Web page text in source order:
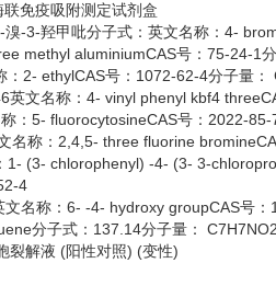
联免疫吸附测定试剂盒
溴-3-羟甲吡分子式：英文名称：4-
methyl aluminiumCAS号：75-24-1
：2- ethylCAS号：1072-62-4分子量：
英文名称：4- vinyl phenyl kbf4
：5- fluorocytosineCAS号：2022-
名称：2,4,5- three fluorine
1- (3- chlorophenyl) -4- (3- 3-
4
名称：6- -4- hydroxy groupCAS号
分子式：137.14分子量：
裂解液 (阳性对照) (变性)